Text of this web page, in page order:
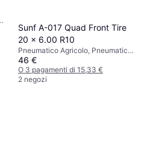
Sunf A-017 Quad Front Tire
20 x 6.00 R10
Pneumatico Agricolo, Pneumatici
estivi, No, Indice di Velocità N (140
km/h)
46 €
O 3 pagamenti di 15,33 €
2 negozi